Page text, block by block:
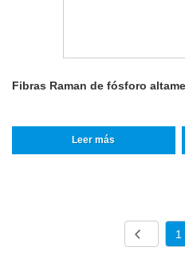
Fibras Raman de fósforo
Leer más
1